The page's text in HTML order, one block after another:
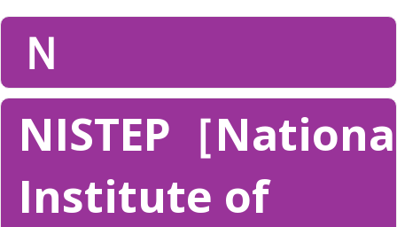
Ｎ
NISTEP［
Institute of